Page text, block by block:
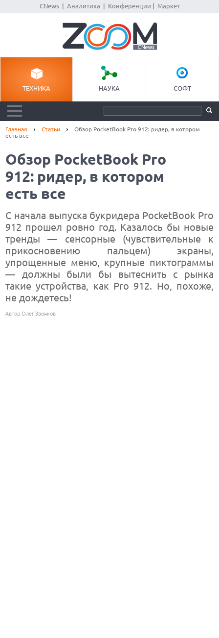
CNews| Аналитика Конференции Маркет
ТЕХНИКА НАУКА СОФТ
Главная Статьи
Обзор PocketBook Pro 912: ридер, в котором
есть все
Обзор PocketBook Pro
912: ридер, в котором
есть все
С начала выпуска букридера PocketBook Pro
912 прошел ровно год. Казалось бы новые
тренды — сенсорные (чувствительные к
прикосновению пальцем) экраны,
упрощенные меню, крупные пиктограммы
— должны были бы вытеснить с рынка
такие устройства, как Pro 912. Но, похоже,
не дождетесь!
Автор Олег Звонков